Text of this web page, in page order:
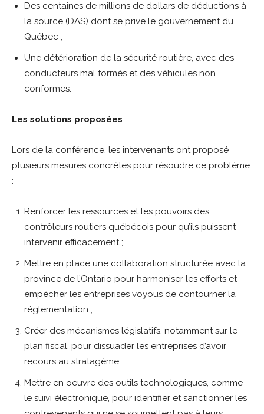
Des centaines de millions de dollars de déductions à
la source (DAS) dont se prive le gouvernement du
Québec ;
Une détérioration de la sécurité routière, avec des
conducteurs mal formés et des véhicules non
conformes.
Les solutions proposées
Lors de la conférence, les intervenants ont proposé
plusieurs mesures concrètes pour résoudre ce problème
:
Renforcer les ressources et les pouvoirs des
contrôleurs routiers québécois pour qu’ils puissent
intervenir efficacement ;
Mettre en place une collaboration structurée avec la
province de l’Ontario pour harmoniser les efforts et
empêcher les entreprises voyous de contourner la
réglementation ;
Créer des mécanismes législatifs, notamment sur le
plan fiscal, pour dissuader les entreprises d’avoir
recours au stratagème.
Mettre en oeuvre des outils technologiques, comme
le suivi électronique, pour identifier et sanctionner les